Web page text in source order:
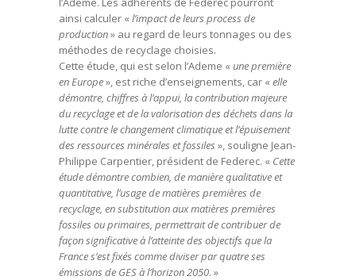
ainsi calculer « l’impact de leurs process de
production» au regard de leurs tonnages ou des
méthodes de recyclage choisies.
Cette étude, qui est selon l’Ademe « une première
en Europe», est riche d’enseignements, car « elle
démontre, chiffres à l’appui, la contribution majeure
du recyclage et de la valorisation des déchets dans la
lutte contre le changement climatique et l’épuisement
des ressources minérales et fossiles », souligne Jean-
Philippe Carpentier, président de Federec. « Cette
étude démontre combien, de manière qualitative et
quantitative, l’usage de matières premières de
recyclage, en substitution aux matières premières
fossiles ou primaires, permettrait de contribuer de
façon significative à l’atteinte des objectifs que la
France s’est fixés comme diviser par quatre ses
émissions de GES à l’horizon 2050. »